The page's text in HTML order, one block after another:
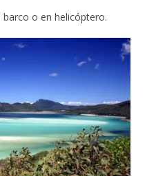
barco o en helicóptero.